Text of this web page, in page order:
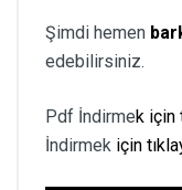
Şimdi hemen
edebilirsiniz.
Pdf İndirmek için
İndirmek için